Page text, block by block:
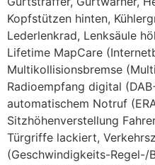
Kopfstützen hinten,
Lederlenkrad, Lenksäule
Lifetime MapCare
Multikollisionsbremse
Radioempfang digital
automatischem Notruf
Sitzhöhenverstellung
Türgriffe lackiert,
(Geschwindigkeits-Regel-/